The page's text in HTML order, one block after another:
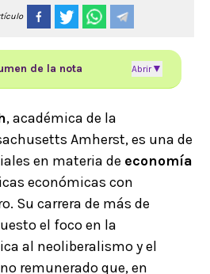
de la nota Abrir▼
, académica de la
Amherst, es una de
en materia de economía
económicas con
Su carrera de más de
el foco en la
al neoliberalismo y el
remunerado que, en